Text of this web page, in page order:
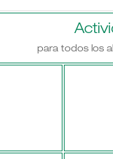
para todos los